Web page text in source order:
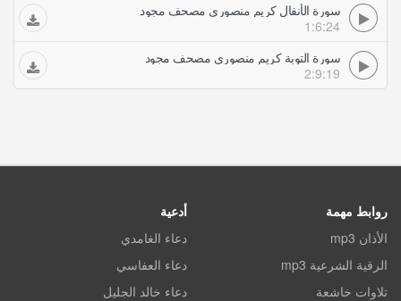
سورة الأنفال كريم منصوري مصحف مجود
1:6:24
سورة التوبة كريم منصوري مصحف مجود
2:9:19
روابط مهمة
الأذان mp3
الرقية الشرعية mp3
تلاوات خاشعة
أدعية
دعاء الغامدي
دعاء العفاسي
دعاء خالد الجليل